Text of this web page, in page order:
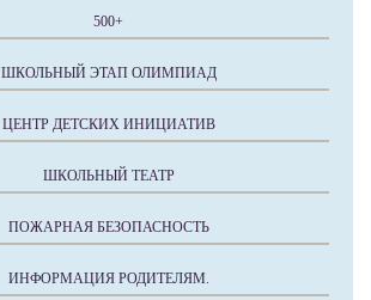
500+
ШКОЛЬНЫЙ ЭТАП ОЛИМПИАД
ЦЕНТР ДЕТСКИХ ИНИЦИАТИВ
ШКОЛЬНЫЙ ТЕАТР
ПОЖАРНАЯ БЕЗОПАСНОСТЬ
ИНФОРМАЦИЯ РОДИТЕЛЯМ.